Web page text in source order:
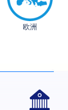
欧洲
逆袭QS百强金
士录取案例